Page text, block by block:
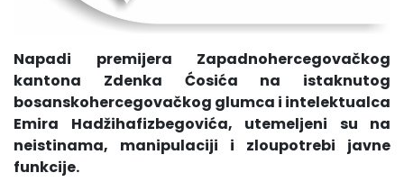
Napadi premijera Zapadnohercegovačkog
kantona Zdenka Ćosića na istaknutog
bosanskohercegovačkog glumca i intelektualca
Emira Hadžihafizbegovića, utemeljeni su na
neistinama, manipulaciji i zloupotrebi javne
funkcije.